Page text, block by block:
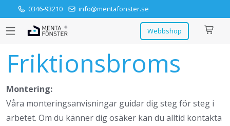
0346-93210 info@mentafonster.se
Webbshop
Friktionsbroms
Montering:
Våra monteringsanvisningar guidar dig steg för steg i
arbetet. Om du känner dig osäker kan du alltid kontakta